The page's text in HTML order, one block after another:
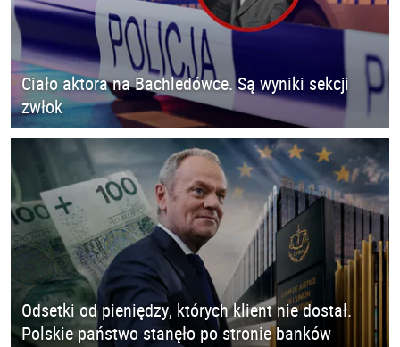
Ciało aktora na Bachledówce. Są wyniki sekcji
zwłok
Odsetki od pieniędzy, których klient nie dostał.
Polskie państwo stanęło po stronie banków